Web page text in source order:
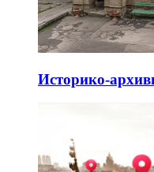
Историко-